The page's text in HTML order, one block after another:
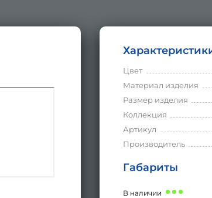
Цвет
Материал изделия
Размер изделия
Коллекция
Артикул
Производитель
Габариты
В наличии